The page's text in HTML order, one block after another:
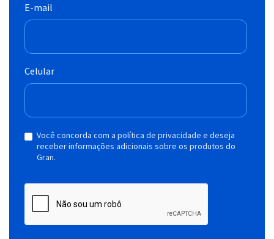
E-mail
Celular
Você concorda com a política de privacidade e deseja
receber informações adicionais sobre os produtos do
Gran.